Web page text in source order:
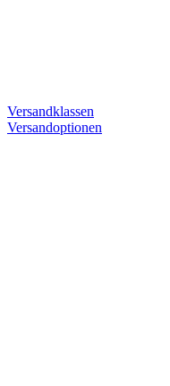
Versandklassen
Versandoptionen